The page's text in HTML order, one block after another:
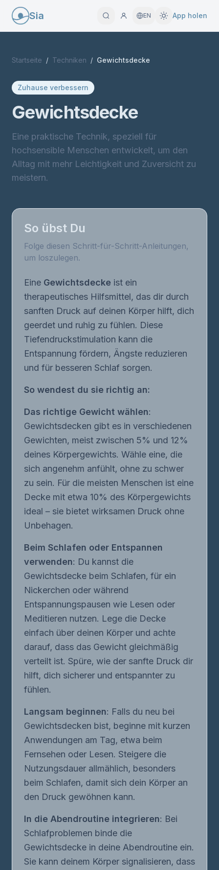
Sia EN App holen
Startseite / Techniken / Gewichtsdecke
Zuhause verbessern
Gewichtsdecke
Eine praktische Technik, speziell für
hochsensible Menschen entwickelt, um den
Alltag mit mehr Leichtigkeit und Zuversicht zu
meistern.
So übst Du
Folge diesen Schritt-für-Schritt-Anleitungen,
um loszulegen.
Eine Gewichtsdecke ist ein
therapeutisches Hilfsmittel, das dir durch
sanften Druck auf deinen Körper hilft, dich
geerdet und ruhig zu fühlen. Diese
Tiefendruckstimulation kann die
Entspannung fördern, Ängste reduzieren
und für besseren Schlaf sorgen.
So wendest du sie richtig an:
Das richtige Gewicht wählen:
Gewichtsdecken gibt es in verschiedenen
Gewichten, meist zwischen 5% und 12%
deines Körpergewichts. Wähle eine, die
sich angenehm anfühlt, ohne zu schwer
zu sein. Für die meisten Menschen ist eine
Decke mit etwa 10% des Körpergewichts
ideal – sie bietet wirksamen Druck ohne
Unbehagen.
Beim Schlafen oder Entspannen
verwenden: Du kannst die
Gewichtsdecke beim Schlafen, für ein
Nickerchen oder während
Entspannungspausen wie Lesen oder
Meditieren nutzen. Lege die Decke
einfach über deinen Körper und achte
darauf, dass das Gewicht gleichmäßig
verteilt ist. Spüre, wie der sanfte Druck dir
hilft, dich sicherer und entspannter zu
fühlen.
Langsam beginnen: Falls du neu bei
Gewichtsdecken bist, beginne mit kurzen
Anwendungen am Tag, etwa beim
Fernsehen oder Lesen. Steigere die
Nutzungsdauer allmählich, besonders
beim Schlafen, damit sich dein Körper an
den Druck gewöhnen kann.
In die Abendroutine integrieren: Bei
Schlafproblemen binde die
Gewichtsdecke in deine Abendroutine ein.
Sie kann deinem Körper signalisieren, dass